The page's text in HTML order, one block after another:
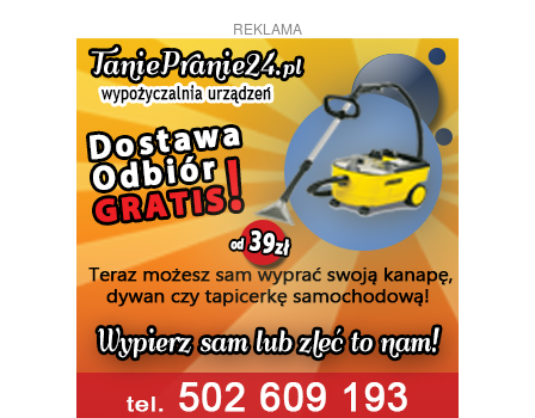
REKLAMA